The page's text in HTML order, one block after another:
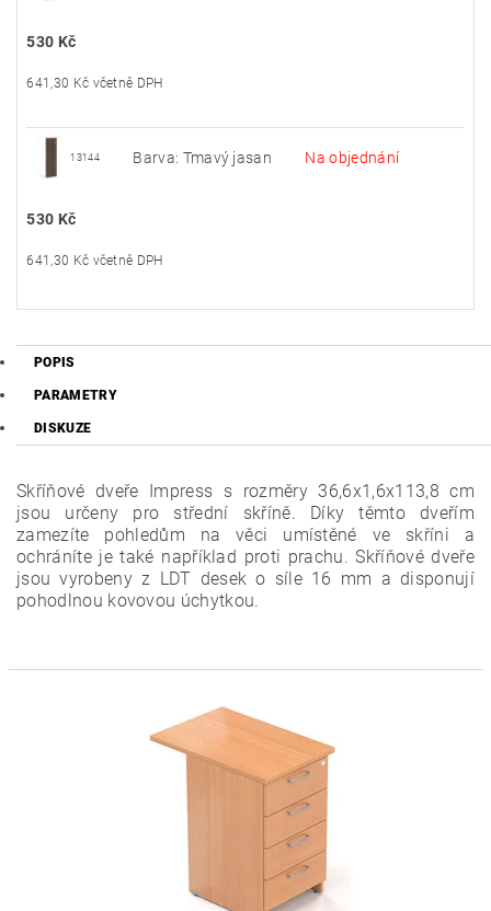
530 Kč
641,30 Kč včetně DPH
13144 Barva: Tmavý jasan Na objednání
530 Kč
641,30 Kč včetně DPH
POPIS
PARAMETRY
DISKUZE
Skříňové dveře Impress s rozměry 36,6x1,6x113,8 cm
jsou určeny pro střední skříně. Díky těmto dveřím
zamezíte pohledům na věci umístěné ve skříni a
ochráníte je také například proti prachu. Skříňové dveře
jsou vyrobeny z LDT desek o síle 16 mm a disponují
pohodlnou kovovou úchytkou.